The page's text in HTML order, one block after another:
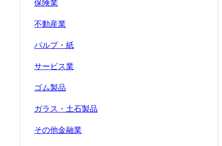
保険業
不動産業
パルプ・紙
サービス業
ゴム製品
ガラス・土石製品
その他金融業